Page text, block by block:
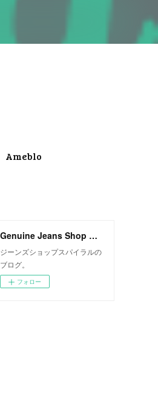
Ameblo
Genuine Jeans Shop Spiral
ジーンズショップスパイラルの
ブログ。
フォロー